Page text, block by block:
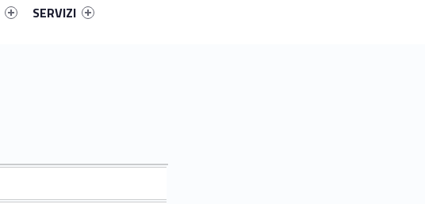
SERVIZI